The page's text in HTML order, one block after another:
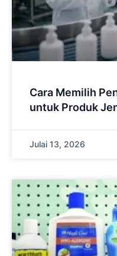
Cara Memilih
untuk Produk
Julai 13, 2026